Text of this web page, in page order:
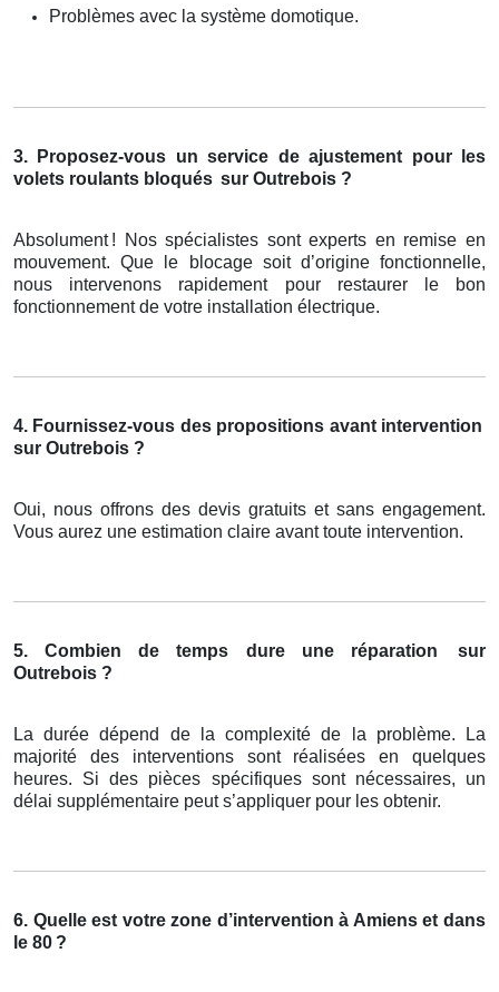
Problèmes avec la système domotique.
3. Proposez-vous un service de ajustement pour les
volets roulants bloqués sur Outrebois ?
Absolument ! Nos spécialistes sont experts en remise en
mouvement. Que le blocage soit d’origine fonctionnelle,
nous intervenons rapidement pour restaurer le bon
fonctionnement de votre installation é lectrique.
4. Fournissez-vous des propositions avant intervention
sur Outrebois ?
Oui, nous offrons des devis gratuits et sans engagement.
Vous aurez une estimation claire avant toute intervention.
5. Combien de temps dure une réparation
sur
Outrebois ?
La durée dépend de la complexité de la problème. La
majorité des interventions sont réalisées en quelques
heures. Si des pièces spécifiques sont nécessaires, un
délai supplémentaire peut s’appliquer pour les obtenir.
6. Quelle est votre zone d’intervention à Amiens et dans
le 80 ?